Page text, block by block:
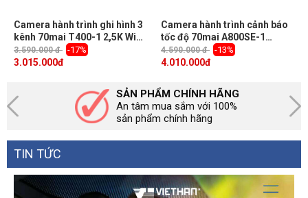
Camera hành trình ghi hình 3
kênh 70mai T400-1 2,5K Wifi
6, Màn hình 1.9 inch, Điều
khiển giọng nói & Giám sát
3.590.000 đ -17%
3.015.000đ
Camera hành trình cảnh báo
tốc độ 70mai A800SE-1
SpeedEye Ghi hình 4K, cam
sau 1080P, Hỗ trợ kết nối
4.590.000 đ -13%
4.010.000đ
SẢN PHẨM CHÍNH HÃNG
An tâm mua sắm với 100%
sản phẩm chính hãng
TIN TỨC